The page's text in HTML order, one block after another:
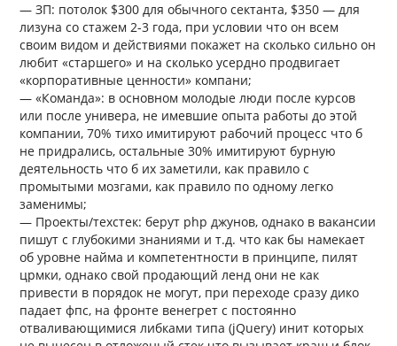
— ЗП: потолок $300 для обычного сектанта, $350 — для
лизуна со стажем 2-3 года, при условии что он всем
своим видом и действиями покажет на сколько сильно он
любит «старшего» и на сколько усердно продвигает
«корпоративные ценности» компани;
— «Команда»: в основном молодые люди после курсов
или после универа, не имевшие опыта работы до этой
компании, 70% тихо имитируют рабочий процесс что б
не придрались, остальные 30% имитируют бурную
деятельность что б их заметили, как правило с
промытыми мозгами, как правило по одному легко
заменимы;
— Проекты/техстек: берут php джунов, однако в вакансии
пишут с глубокими знаниями и т.д. что как бы намекает
об уровне найма и компетентности в принципе, пилят
црмки, однако свой продающий ленд они не как
привести в порядок не могут, при переходе сразу дико
падает фпс, на фронте венегрет с постоянно
отваливающимися либками типа (jQuery) инит которых